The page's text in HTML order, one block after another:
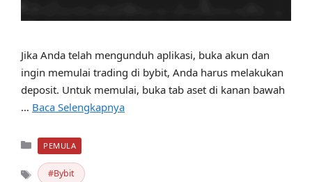
Jika Anda telah mengunduh aplikasi, buka akun dan
ingin memulai trading di bybit, Anda harus melakukan
deposit. Untuk memulai, buka tab aset di kanan bawah
… Baca Selengkapnya
Kategori
PEMULA
Bybit